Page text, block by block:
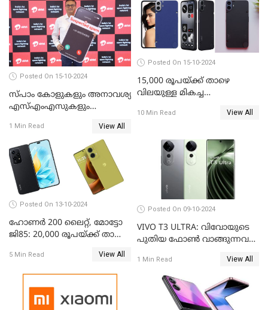
Posted On 15-10-2024
സ്പാം കോളുകളും അനാവശ്യ
എസ്എംഎസുകളും
എഐ ഫീച്ചറുമായി ഭാരതി
എയര്‍ടെല്‍
1 Min Read View All
Posted On 15-10-2024
15,000 രൂപയ്ക്ക് താഴെ
വിലയുള്ള മികച്ച
10 Min Read View All
Posted On 13-10-2024
ഹോണർ 200 ലൈറ്റ്, മോട്ടോ
ജി85: 20,000 രൂപയ്ക്ക് താഴെ
ഏതാണ്?
5 Min Read View All
Posted On 09-10-2024
VIVO T3 ULTRA: വിവോയുടെ
പുതിയ ഫോൺ വാങ്ങുന്നവർ
1 Min Read View All